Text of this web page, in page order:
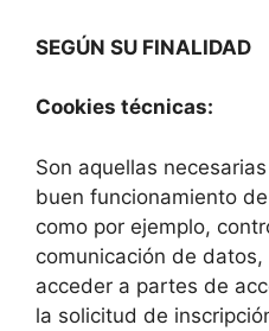
SEGÚN SU FINALIDAD
Cookies técnicas:
Son aquellas
buen funcionamiento
como por ejemplo,
comunicación de
acceder a partes de
la solicitud de